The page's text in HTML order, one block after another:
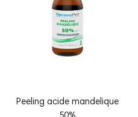
Peeling acide mandelique